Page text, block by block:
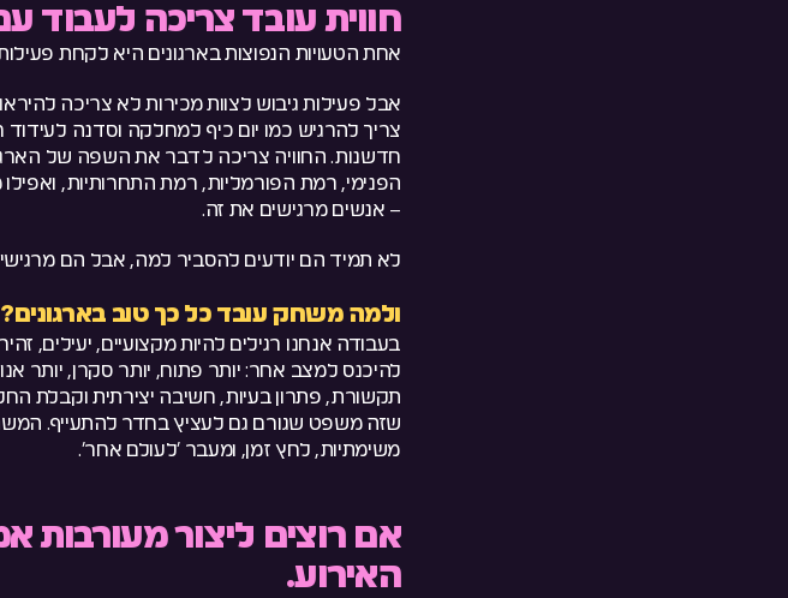
חווית עובד צריכה לעבוד
אחת הטעויות הנפוצות בארגונים היא לקחת
אבל פעילות גיבוש לצוות מכירות לא צריכה
צריך להרגיש כמו יום כיף למחלקה וסדנה
חדשנות. החוויה צריכה לדבר את השפה של
הפנימי, רמת הפורמליות, רמת התחרותיות,
– אנשים מרגישים את זה.
לא תמיד הם יודעים להסביר למה, אבל הם
ולמה משחק עובד כל כך טוב בארגונים?
בעבודה אנחנו רגילים להיות מקצועיים, יעילים,
תקשורת, פתרון בעיות, חשיבה יצירתית וקבלת
שזה משפט שגורם גם לעציץ בחדר להתעייף.
משימתיות, לחץ זמן, ומעבר ׳לעולם אחר׳.
אם רוצים ליצור מעורבות
האירוע.